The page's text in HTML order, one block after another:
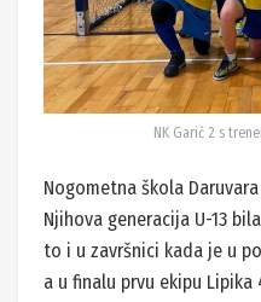
NK Garić 2 s
Nogometna škola
Njihova generacija U-13
to i u završnici kada je u
a u finalu prvu ekipu Lipika